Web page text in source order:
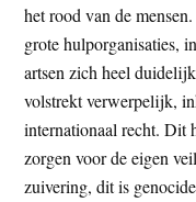
het rood van de
grote hulporganisaties,
artsen zich heel
volstrekt verwerpelijk,
internationaal recht. Dit
zorgen voor de eigen
zuivering, dit is